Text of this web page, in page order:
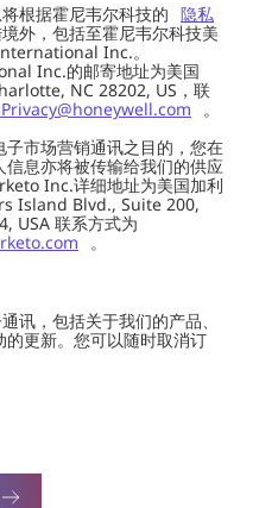
根据霍尼韦尔科技的 隐私
外，包括至霍尼韦尔科技美
Inc.。
Inc.的邮寄地址为美国
NC 28202, US，联
。
市场营销通讯之目的，您在
息亦将被传输给我们的供应
Inc.详细地址为美国加利
Island Blvd., Suite 200,
USA 联系方式为
。
讯，包括关于我们的产品、
更新。您可以随时取消订